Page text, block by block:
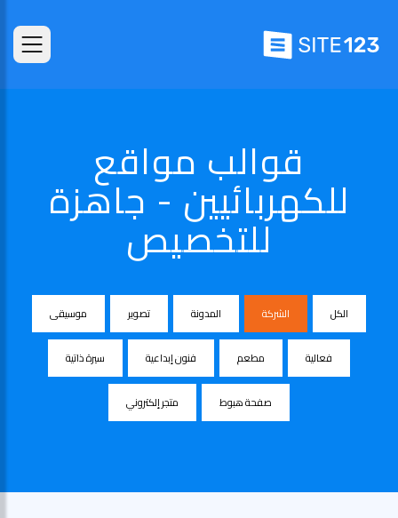
قوالب مواقع
للكهربائيين - جاهزة
للتخصيص
الكل الشركة المدونة تصوير موسيقى
فعالية مطعم فنون إبداعية سيرة ذاتية
صفحة هبوط متجر إلكتروني